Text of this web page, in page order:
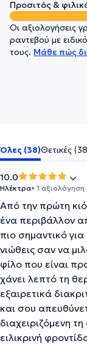
Προσιτός &
Οι αξιολογήσεις
ραντεβού με
τους. Μάθε πώς
Όλες (38)Θετικές
10.0
Ηλέκτρα• 1 αξιολόγηση
Από την πρώτη
ένα περιβάλλον
πιο σημαντικό
νιώθεις σαν να
φίλο που είναι
χάνει λεπτό τη
εξαιρετικά
και σου
διαχειριζόμενη
ειλικρινή